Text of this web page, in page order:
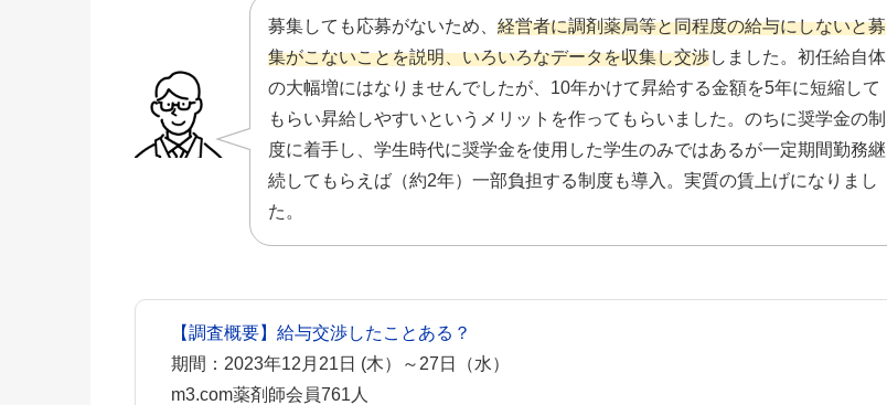
募集しても応募がないため、 経営者に調剤薬局等と同程度の給与にしないと募
集がこないことを説明、いろいろなデータを収集し交渉しました。初任給自体
の大幅増にはなりませんでしたが、10年かけて昇給する金額を5年に短縮して
もらい昇給しやすいというメリットを作ってもらいました。のちに奨学金の制
度に着手し、学生時代に奨学金を使用した学生のみではあるが一定期間勤務継
続してもらえば（約2年）一部負担する制度も導入。実質の賃上げになりまし
た。
【調査概要】給与交渉したことある？
期間：2023年12月21日 (木）～27日（水）
m3.com薬剤師会員761人